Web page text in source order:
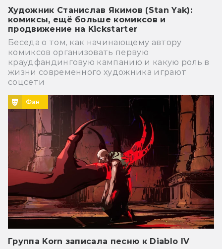
Художник Станислав Якимов (Stan Yak):
комиксы, ещё больше комиксов и
продвижение на Kickstarter
Беседа о том, как начинающему автору
комиксов организовать первую
краудфандинговую кампанию и какую роль в
жизни современного художника играют
соцсети
Фан
Группа Korn записала песню к Diablo IV